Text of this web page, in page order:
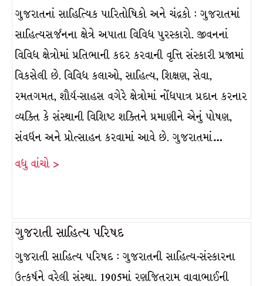
ગુજરાતનાં સાહિત્યિક પારિતોષિકો અને ચંદ્રકો : ગુજરાતમાં
સાહિત્યસર્જનના ક્ષેત્રે અપાતા વિવિધ પુરસ્કારો. જીવનનાં
વિવિધ ક્ષેત્રોમાં પ્રતિભાની કદર કરવાની વૃત્તિ સંસ્કારી પ્રજામાં
વિકસેલી છે. વિવિધ કલાઓ, સાહિત્ય, શિક્ષણ, સેવા,
રમતગમત, શૌર્ય-સાહસ વગેરે ક્ષેત્રોમાં નોંધપાત્ર પ્રદાન કરનાર
વ્યક્તિ કે સંસ્થાની વિશિષ્ટ શક્તિને પ્રમાણીને એનું પોષણ,
સંવર્ધન અને પ્રોત્સાહન કરવામાં આવે છે. ગુજરાતમાં…
વધુ વાંચો >
ગુજરાતી સાહિત્ય પરિષદ
ગુજરાતી સાહિત્ય પરિષદ : ગુજરાતની સાહિત્ય-સંસ્કારના
ઉત્કર્ષને વરેલી સંસ્થા. 1905માં રણજિતરામ વાવાભાઈની